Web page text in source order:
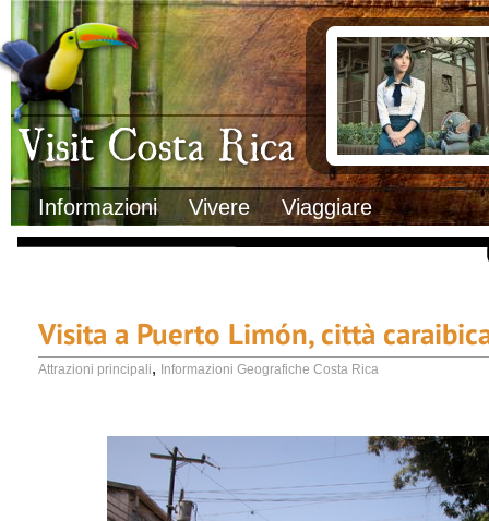
Visit Costa Rica
Informazioni Vivere Viaggiare
Clima
Geografia
Informazioni Geografiche
Letteratura e cultura
Gastronomia
Lo sapevi che
Musica
Natura
Storia
Trasporti Interni
Documenti
Italiani in Costa
L’ambasciata
Opportunità
Visita a Puerto Limón, città
Attrazioni principali, Informazioni Geografiche Costa Rica